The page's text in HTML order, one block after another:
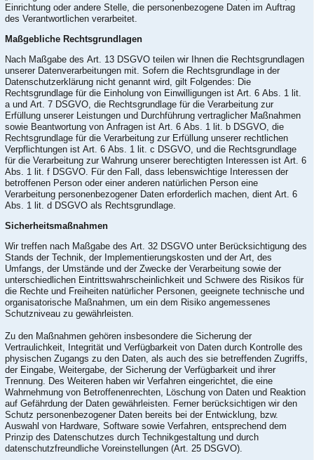
Einrichtung oder andere Stelle, die personenbezogene Daten im Auftrag
des Verantwortlichen verarbeitet.
Maßgebliche Rechtsgrundlagen
Nach Maßgabe des Art. 13 DSGVO teilen wir Ihnen die Rechtsgrundlagen
unserer Datenverarbeitungen mit. Sofern die Rechtsgrundlage in der
Datenschutzerklärung nicht genannt wird, gilt Folgendes: Die
Rechtsgrundlage für die Einholung von Einwilligungen ist Art. 6 Abs. 1 lit.
a und Art. 7 DSGVO, die Rechtsgrundlage für die Verarbeitung zur
Erfüllung unserer Leistungen und Durchführung vertraglicher Maßnahmen
sowie Beantwortung von Anfragen ist Art. 6 Abs. 1 lit. b DSGVO, die
Rechtsgrundlage für die Verarbeitung zur Erfüllung unserer rechtlichen
Verpflichtungen ist Art. 6 Abs. 1 lit. c DSGVO, und die Rechtsgrundlage
für die Verarbeitung zur Wahrung unserer berechtigten Interessen ist Art. 6
Abs. 1 lit. f DSGVO. Für den Fall, dass lebenswichtige Interessen der
betroffenen Person oder einer anderen natürlichen Person eine
Verarbeitung personenbezogener Daten erforderlich machen, dient Art. 6
Abs. 1 lit. d DSGVO als Rechtsgrundlage.
Sicherheitsmaßnahmen
Wir treffen nach Maßgabe des Art. 32 DSGVO unter Berücksichtigung des
Stands der Technik, der Implementierungskosten und der Art, des
Umfangs, der Umstände und der Zwecke der Verarbeitung sowie der
unterschiedlichen Eintrittswahrscheinlichkeit und Schwere des Risikos für
die Rechte und Freiheiten natürlicher Personen, geeignete technische und
organisatorische Maßnahmen, um ein dem Risiko angemessenes
Schutzniveau zu gewährleisten.
Zu den Maßnahmen gehören insbesondere die Sicherung der
Vertraulichkeit, Integrität und Verfügbarkeit von Daten durch Kontrolle des
physischen Zugangs zu den Daten, als auch des sie betreffenden Zugriffs,
der Eingabe, Weitergabe, der Sicherung der Verfügbarkeit und ihrer
Trennung. Des Weiteren haben wir Verfahren eingerichtet, die eine
Wahrnehmung von Betroffenenrechten, Löschung von Daten und Reaktion
auf Gefährdung der Daten gewährleisten. Ferner berücksichtigen wir den
Schutz personenbezogener Daten bereits bei der Entwicklung, bzw.
Auswahl von Hardware, Software sowie Verfahren, entsprechend dem
Prinzip des Datenschutzes durch Technikgestaltung und durch
datenschutzfreundliche Voreinstellungen (Art. 25 DSGVO).